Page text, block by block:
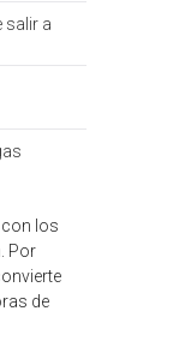
salir a
con los
Por
de